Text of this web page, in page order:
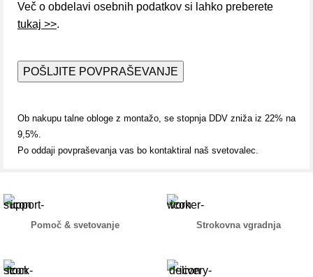
Več o obdelavi osebnih podatkov si lahko preberete
tukaj >>.
Ob nakupu talne obloge z montažo, se stopnja DDV zniža iz 22% na
9,5%.
Po oddaji povpraševanja vas bo kontaktiral naš svetovalec.
Pomoč & svetovanje Strokovna vgradnja